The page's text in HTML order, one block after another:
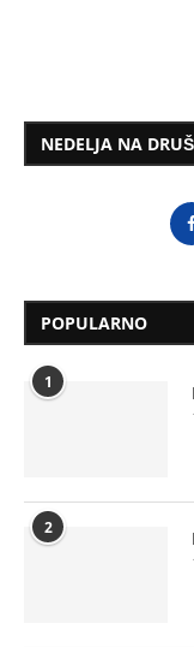
NEDELJA NA
POPULARNO
1
2